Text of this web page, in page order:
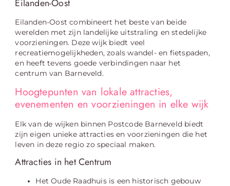
Eilanden-Oost
Eilanden-Oost combineert het beste van beide
werelden met zijn landelijke uitstraling en stedelijke
voorzieningen. Deze wijk biedt veel
recreatiemogelijkheden, zoals wandel- en fietspaden,
en heeft tevens goede verbindingen naar het
centrum van Barneveld.
Hoogtepunten van lokale attracties,
evenementen en voorzieningen in elke wijk
Elk van de wijken binnen Postcode Barneveld biedt
zijn eigen unieke attracties en voorzieningen die het
leven in deze regio zo speciaal maken.
Attracties in het Centrum
Het Oude Raadhuis is een historisch gebouw